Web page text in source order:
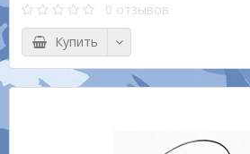
0 отзывов
Купить